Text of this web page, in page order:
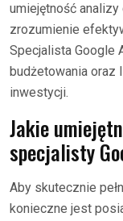
umiejętność
zrozumienie
Specjalista Google
budżetowania oraz
inwestycji.
Jakie
specjalisty
Aby skutecznie
konieczne jest